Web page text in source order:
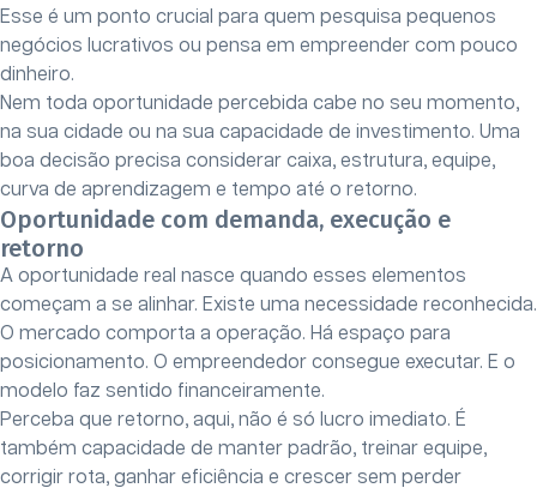
Esse é um ponto crucial para quem pesquisa pequenos
negócios lucrativos ou pensa em empreender com pouco
dinheiro.
Nem toda oportunidade percebida cabe no seu momento,
na sua cidade ou na sua capacidade de investimento. Uma
boa decisão precisa considerar caixa, estrutura, equipe,
curva de aprendizagem e tempo até o retorno.
Oportunidade com demanda, execução e
retorno
A oportunidade real nasce quando esses elementos
começam a se alinhar. Existe uma necessidade reconhecida.
O mercado comporta a operação. Há espaço para
posicionamento. O empreendedor consegue executar. E o
modelo faz sentido financeiramente.
Perceba que retorno, aqui, não é só lucro imediato. É
também capacidade de manter padrão, treinar equipe,
corrigir rota, ganhar eficiência e crescer sem perder